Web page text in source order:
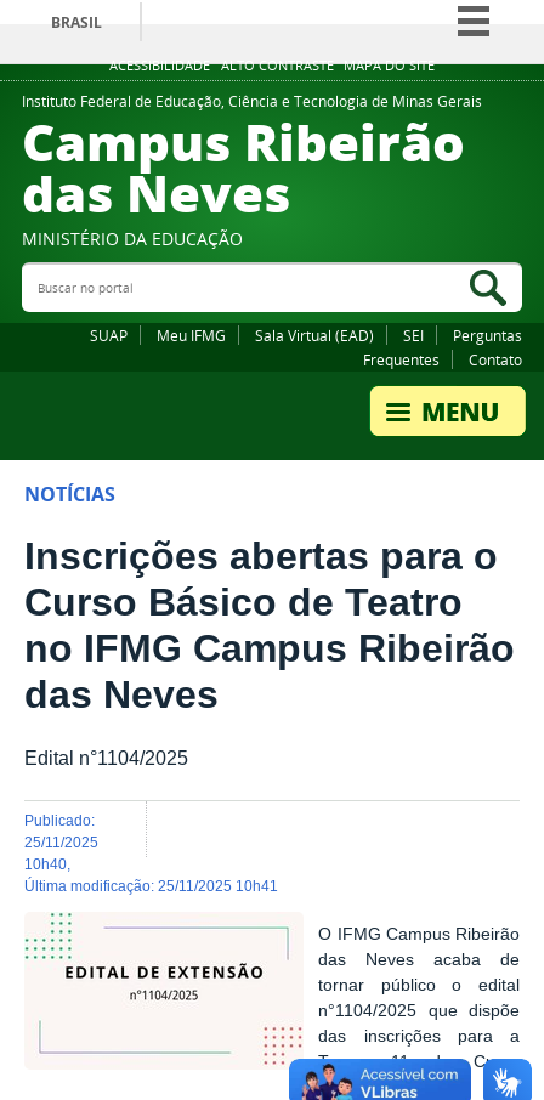
ACESSIBILIDADE ALTO CONTRASTE MAPA DO SITE
BRASIL
Simplifique!
Comunica BR
Participe
Instituto Federal de Educação, Ciência e Tecnologia de Minas Gerais
Campus Ribeirão
das Neves
MINISTÉRIO DA EDUCAÇÃO
Buscar no portal
SUAP Meu IFMG Sala Virtual (EAD) SEI
Perguntas
Frequentes
Contato
NOTÍCIAS
Inscrições abertas para o
Curso Básico de Teatro
no IFMG Campus Ribeirão
das Neves
Edital n°1104/2025
publicado:
25/11/2025
10h40
última modificação: 25/11/2025 10h41
O IFMG Campus Ribeirão
das Neves acaba de
tornar público o edital
n°1104/2025 que dispõe
das inscrições para a
Turma 11 do Curso
Básico de Teatro.